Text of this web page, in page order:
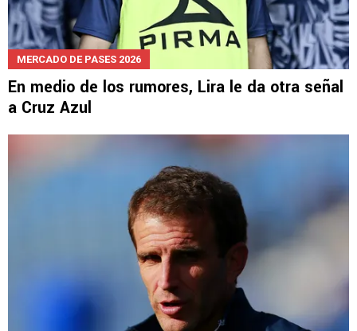
MERCADO DE PASES 2026
En medio de los rumores, Lira le da otra señal
a Cruz Azul